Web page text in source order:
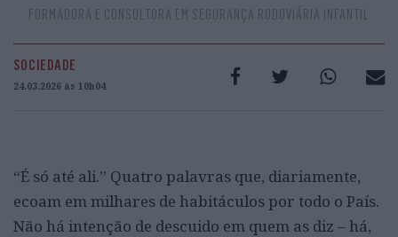
FORMADORA E CONSULTORA EM SEGURANÇA RODOVIÁRIA INFANTIL
SOCIEDADE
24.03.2026 às 10h04
“É só até ali.” Quatro palavras que, diariamente,
ecoam em milhares de habitáculos por todo o País.
Não há intenção de descuido em quem as diz – há,